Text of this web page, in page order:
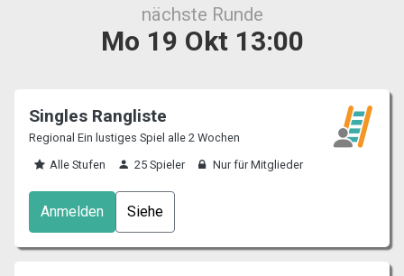
nächste Runde
Mo 19 Okt 13:00
Singles Rangliste
Regional Ein lustiges Spiel alle 2 Wochen
Alle Stufen
25 Spieler Nur für Mitglieder
Anmelden Siehe